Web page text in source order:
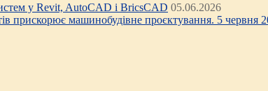
у Revit, AutoCAD і BricsCAD 05.06.2026
прискорює машинобудівне проєктування. 5 червня